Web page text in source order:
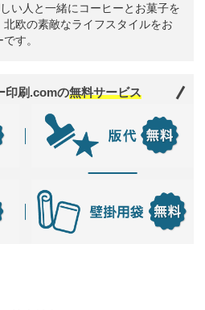
い人と一緒にコーヒーとお菓子を
欧の素敵なライフスタイルをお
す。
印刷.comの無料サービス